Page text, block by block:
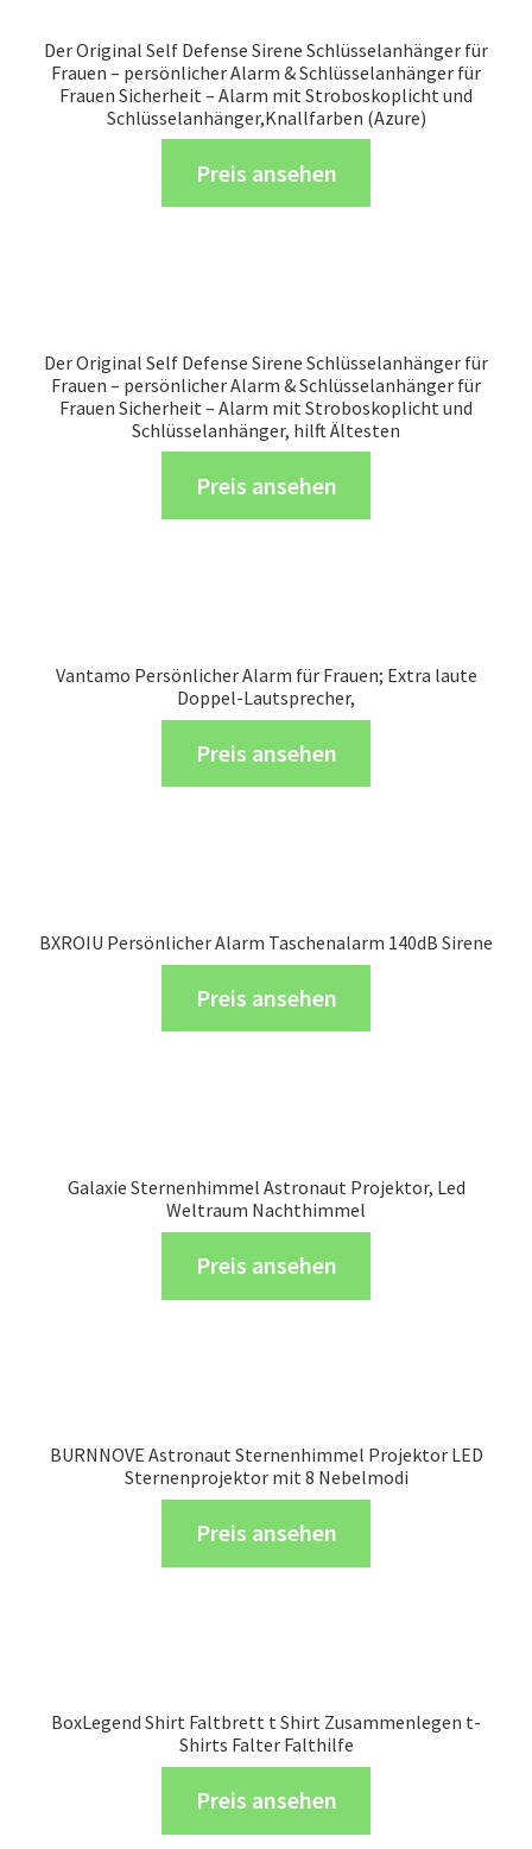
Der Original Self Defense Sirene Schlüsselanhänger für
Frauen – persönlicher Alarm & Schlüsselanhänger für
Frauen Sicherheit – Alarm mit Stroboskoplicht und
Schlüsselanhänger,Knallfarben (Azure)
Preis ansehen
Der Original Self Defense Sirene Schlüsselanhänger für
Frauen – persönlicher Alarm & Schlüsselanhänger für
Frauen Sicherheit – Alarm mit Stroboskoplicht und
Schlüsselanhänger, hilft Ältesten
Preis ansehen
Vantamo Persönlicher Alarm für Frauen; Extra laute
Doppel-Lautsprecher,
Preis ansehen
BXROIU Persönlicher Alarm Taschenalarm 140dB Sirene
Preis ansehen
Galaxie Sternenhimmel Astronaut Projektor, Led
Weltraum Nachthimmel
Preis ansehen
BURNNOVE Astronaut Sternenhimmel Projektor LED
Sternenprojektor mit 8 Nebelmodi
Preis ansehen
BoxLegend Shirt Faltbrett t Shirt Zusammenlegen t-
Shirts Falter Falthilfe
Preis ansehen